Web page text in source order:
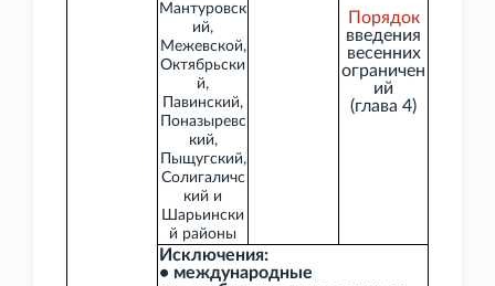
Мантуровск
ий,
Межевской,
Октябрьски
й,
Павинский,
Поназыревс
кий,
Пыщугский,
Солигаличс
кий и
Шарьински
й районы
Порядок
введения
весенних
ограничен
ий
(глава 4)
Исключения:
• международные